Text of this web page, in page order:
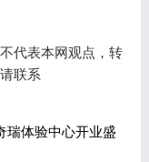
代表本网观点，转
联系
瑞体验中心开业盛